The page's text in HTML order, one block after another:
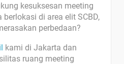
kesuksesan meeting
di area elit SCBD,
perbedaan?
kami di Jakarta dan
ruang meeting